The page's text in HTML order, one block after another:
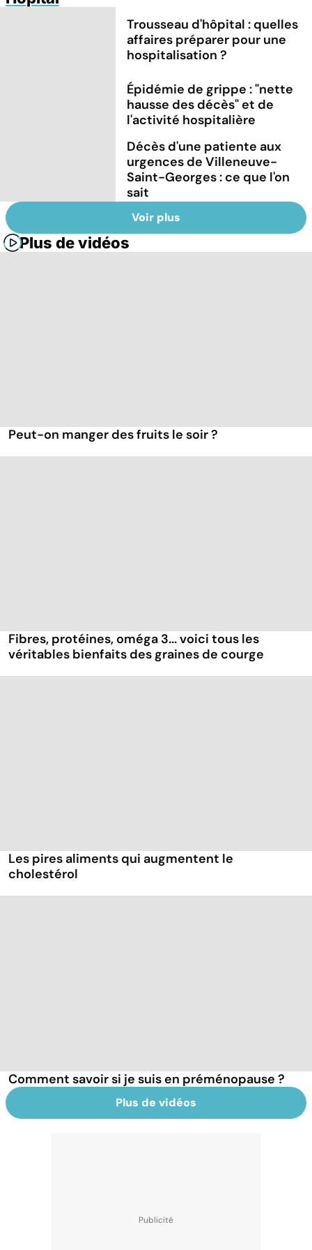
Trousseau d'hôpital : quelles
affaires préparer pour une
hospitalisation ?
Épidémie de grippe : "nette
hausse des décès" et de
l'activité hospitalière
Décès d'une patiente aux
urgences de Villeneuve-
Saint-Georges : ce que l'on
sait
Voir plus
Plus de vidéos
Peut-on manger des fruits le soir ?
Fibres, protéines, oméga 3... voici tous les
véritables bienfaits des graines de courge
Les pires aliments qui augmentent le
cholestérol
Comment savoir si je suis en préménopause ?
Plus de vidéos